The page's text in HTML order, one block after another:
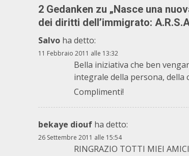
2 Gedanken zu „Nasce una
dei diritti dell’immigrato:
Salvo ha detto:
11 Febbraio 2011 alle 13:32
Bella iniziativa che ben
integrale della persona,
Complimenti!
bekaye diouf ha detto:
26 Settembre 2011 alle 15:54
RINGRAZIO TOTTI MIEI